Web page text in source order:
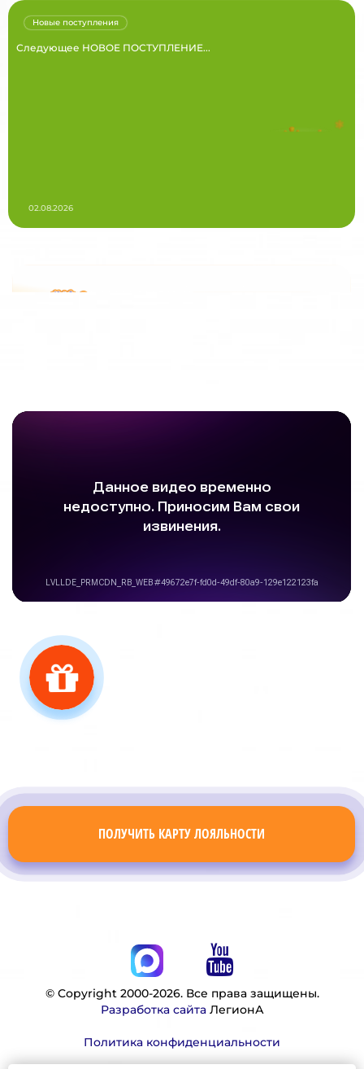
Следующее НОВОЕ ПОСТУПЛЕНИЕ...
Новые поступления
02.08.2026
ПОЛУЧИТЬ КАРТУ ЛОЯЛЬНОСТИ
© Copyright 2000-2026. Все права защищены.
Разработка сайтаЛегионА
Политика конфиденциальности